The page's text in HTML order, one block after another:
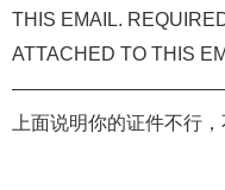
THIS EMAIL.
ATTACHED TO THIS
上面说明你的证件不行